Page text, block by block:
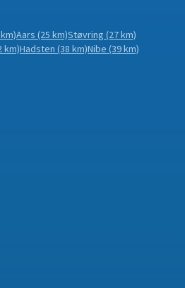
Aars(25 km)Støvring(27 km)
km)Hadsten(38 km)Nibe(39 km)